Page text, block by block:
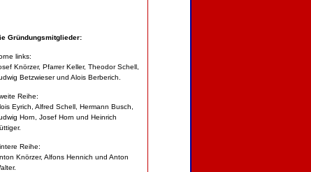
Gründungsmitglieder:
links:
Knörzer, Pfarrer Keller, Theodor Schell,
Betzwieser und Alois Berberich.
Reihe:
Eyrich, Alfred Schell, Hermann Busch,
Horn, Josef Horn und Heinrich
Reihe:
Knörzer, Alfons Hennich und Anton